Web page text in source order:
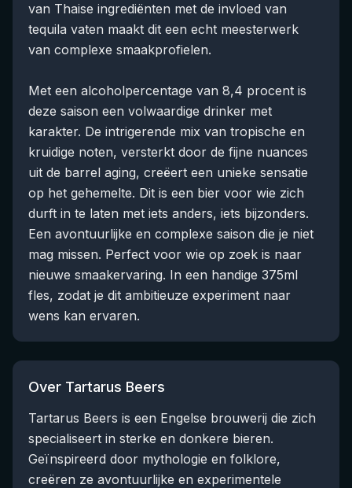
van Thaise ingrediënten met de invloed van
tequila vaten maakt dit een echt meesterwerk
van complexe smaakprofielen.
Met een alcoholpercentage van 8,4 procent is
deze saison een volwaardige drinker met
karakter. De intrigerende mix van tropische en
kruidige noten, versterkt door de fijne nuances
uit de barrel aging, creëert een unieke sensatie
op het gehemelte. Dit is een bier voor wie zich
durft in te laten met iets anders, iets bijzonders.
Een avontuurlijke en complexe saison die je niet
mag missen. Perfect voor wie op zoek is naar
nieuwe smaakervaring. In een handige 375ml
fles, zodat je dit ambitieuze experiment naar
wens kan ervaren.
Over Tartarus Beers
Tartarus Beers is een Engelse brouwerij die zich
specialiseert in sterke en donkere bieren.
Geïnspireerd door mythologie en folklore,
creëren ze avontuurlijke en experimentele